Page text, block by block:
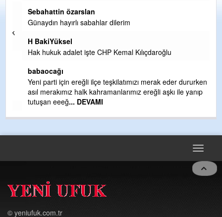
Sebahattin özarslan
Günaydın hayırlı sabahlar dilerim
H BakiYüksel
Hak hukuk adalet işte CHP Kemal Kılıçdaroğlu
babaocağı
Yeni parti için ereğli ilçe teşkilatımızı merak eder dururken
asıl merakımız halk kahramanlarımız ereğli aşkı ile yanıp
tutuşan eeeğ... DEVAMI
Toggle
© yeniufuk.com.tr